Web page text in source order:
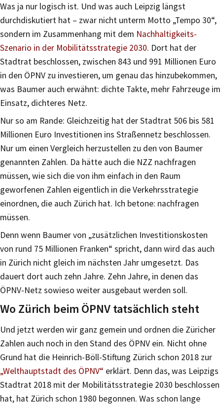
Was ja nur logisch ist. Und was auch Leipzig längst
durchdiskutiert hat – zwar nicht unterm Motto „Tempo 30“,
sondern im Zusammenhang mit dem Nachhaltigkeits-
Szenario in der Mobilitätsstrategie 2030. Dort hat der
Stadtrat beschlossen, zwischen 843 und 991 Millionen Euro
in den ÖPNV zu investieren, um genau das hinzubekommen,
was Baumer auch erwähnt: dichte Takte, mehr Fahrzeuge im
Einsatz, dichteres Netz.
Nur so am Rande: Gleichzeitig hat der Stadtrat 506 bis 581
Millionen Euro Investitionen ins Straßennetz beschlossen.
Nur um einen Vergleich herzustellen zu den von Baumer
genannten Zahlen. Da hätte auch die NZZ nachfragen
müssen, wie sich die von ihm einfach in den Raum
geworfenen Zahlen eigentlich in die Verkehrsstrategie
einordnen, die auch Zürich hat. Ich betone: nachfragen
müssen.
Denn wenn Baumer von „zusätzlichen Investitionskosten
von rund 75 Millionen Franken“ spricht, dann wird das auch
in Zürich nicht gleich im nächsten Jahr umgesetzt. Das
dauert dort auch zehn Jahre. Zehn Jahre, in denen das
ÖPNV-Netz sowieso weiter ausgebaut werden soll.
Wo Zürich beim ÖPNV tatsächlich steht
Und jetzt werden wir ganz gemein und ordnen die Züricher
Zahlen auch noch in den Stand des ÖPNV ein. Nicht ohne
Grund hat die Heinrich-Böll-Stiftung Zürich schon 2018 zur
„Welthauptstadt des ÖPNV“ erklärt. Denn das, was Leipzigs
Stadtrat 2018 mit der Mobilitätsstrategie 2030 beschlossen
hat, hat Zürich schon 1980 begonnen. Was schon lange